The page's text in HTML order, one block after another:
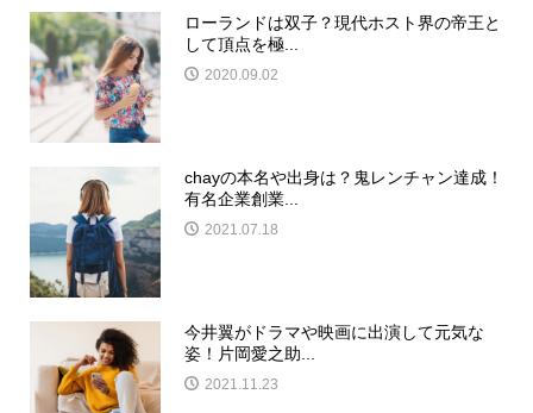
ローランドは双子？現代ホスト界の帝王と
して頂点を極...
2020.09.02
chayの本名や出身は？鬼レンチャン達成！
有名企業創業...
2021.07.18
今井翼がドラマや映画に出演して元気な
姿！片岡愛之助...
2021.11.23